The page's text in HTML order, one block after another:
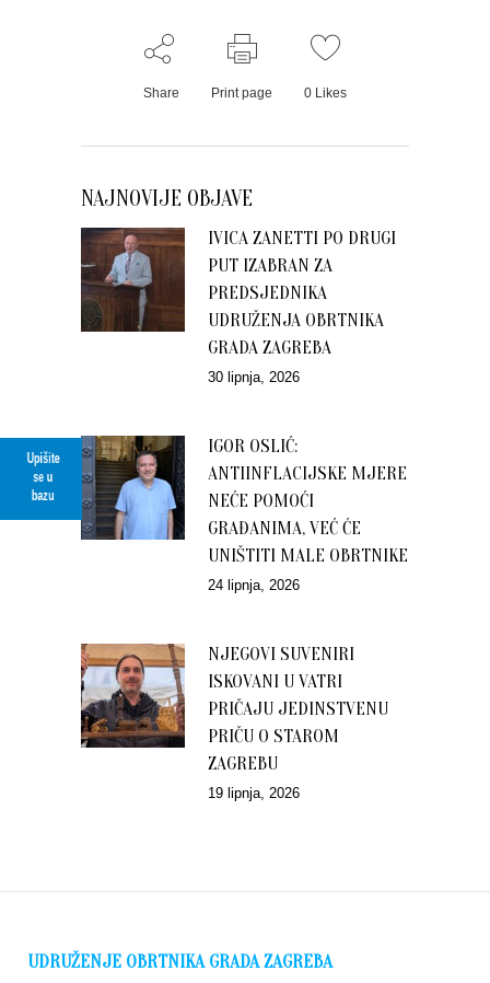
Upišite
se u
bazu
Share Print page 0 Likes
NAJNOVIJE OBJAVE
IVICA ZANETTI PO DRUGI
PUT IZABRAN ZA
PREDSJEDNIKA
UDRUŽENJA OBRTNIKA
GRADA ZAGREBA
30 lipnja, 2026
IGOR OSLIĆ:
ANTIINFLACIJSKE MJERE
NEĆE POMOĆI
GRAĐANIMA, VEĆ ĆE
UNIŠTITI MALE OBRTNIKE
24 lipnja, 2026
NJEGOVI SUVENIRI
ISKOVANI U VATRI
PRIČAJU JEDINSTVENU
PRIČU O STAROM
ZAGREBU
19 lipnja, 2026
UDRUŽENJE OBRTNIKA GRADA ZAGREBA